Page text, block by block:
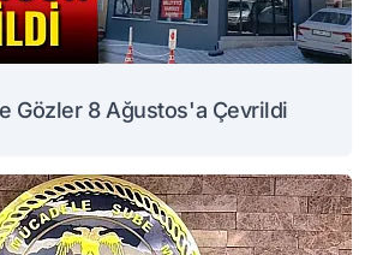
Gözler 8 Ağustos'a Çevrildi